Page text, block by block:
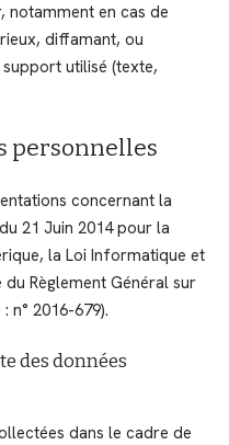
notamment en cas de
diffamant, ou
utilisé (texte,
personnelles
concernant la
21 Juin 2014 pour la
la Loi Informatique et
Règlement Général sur
n° 2016-679).
des données
dans le cadre de